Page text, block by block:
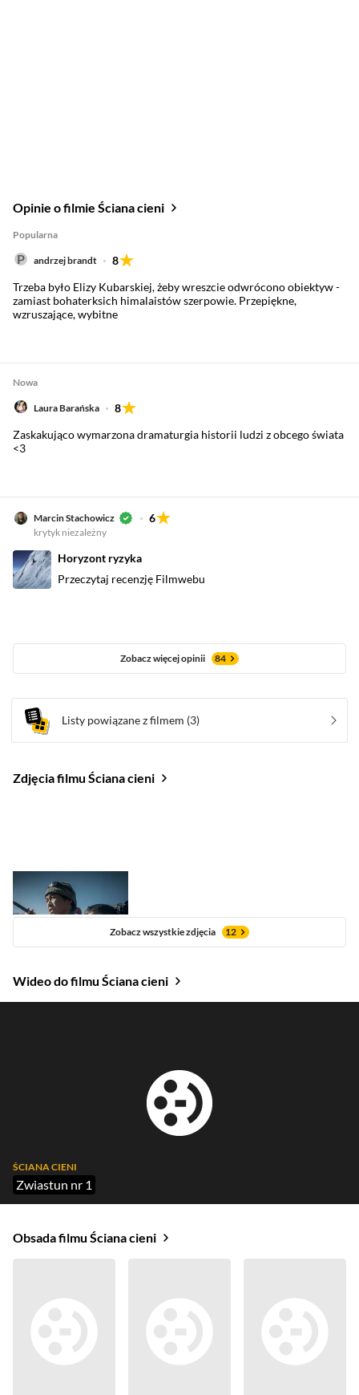
Opinie o filmie Ściana cieni
Popularna
andrzej brandt
8
Trzeba było Elizy Kubarskiej, żeby wreszcie odwrócono obiektyw -
zamiast bohaterksich himalaistów szerpowie. Przepiękne,
wzruszające, wybitne
Nowa
Laura Barańska
8
Zaskakująco wymarzona dramaturgia historii ludzi z obcego świata
<3
Marcin Stachowicz 6
krytyk niezależny
Horyzont ryzyka
Przeczytaj recenzję Filmwebu
Zobacz więcej opinii 84
Listy powiązane z filmem (3)
Zdjęcia filmu Ściana cieni
Zobacz wszystkie zdjęcia 12
Wideo do filmu Ściana cieni
ŚCIANA CIENI
Zwiastun nr 1
Obsada filmu Ściana cieni